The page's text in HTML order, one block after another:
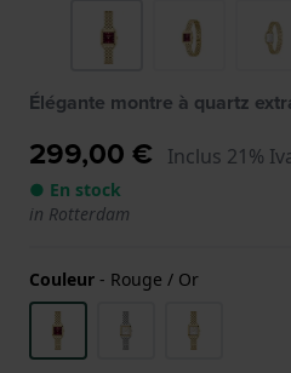
Élégante montre à quartz
299,00 € Inclus 21%
● En stock
in Rotterdam
Couleur - Rouge / Or